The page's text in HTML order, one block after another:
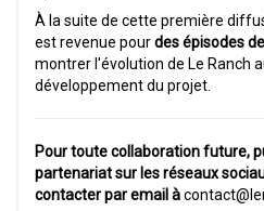
À la suite de cette première
est revenue pourdes épisodes
montrer l'évolution de Le Ranch
développement du projet.
Pour toute collaboration future,
partenariat sur les réseaux
contacter par email à